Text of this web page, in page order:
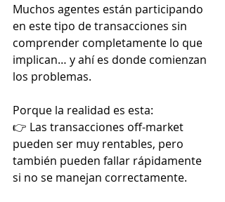
Muchos agentes están participando
en este tipo de transacciones sin
comprender completamente lo que
implican… y ahí es donde comienzan
los problemas.
Porque la realidad es esta:
👉 Las transacciones off-market
pueden ser muy rentables, pero
también pueden fallar rápidamente
si no se manejan correctamente.